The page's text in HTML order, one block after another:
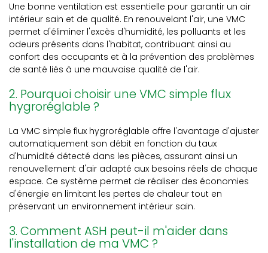
Une bonne ventilation est essentielle pour garantir un air
intérieur sain et de qualité. En renouvelant l'air, une VMC
permet d'éliminer l'excès d'humidité, les polluants et les
odeurs présents dans l'habitat, contribuant ainsi au
confort des occupants et à la prévention des problèmes
de santé liés à une mauvaise qualité de l'air.
2. Pourquoi choisir une VMC simple flux
hygroréglable ?
La VMC simple flux hygroréglable offre l'avantage d'ajuster
automatiquement son débit en fonction du taux
d'humidité détecté dans les pièces, assurant ainsi un
renouvellement d'air adapté aux besoins réels de chaque
espace. Ce système permet de réaliser des économies
d'énergie en limitant les pertes de chaleur tout en
préservant un environnement intérieur sain.
3. Comment ASH peut-il m'aider dans
l'installation de ma VMC ?